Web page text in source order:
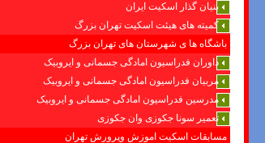
بنیان گذار اسکیت ایران
کمیته های هیئت اسکیت تهران بزرگ
باشگاه ها ی شهرستان های تهران بزرگ
داوران فدراسیون امادگی جسمانی و ایروبیک
مربیان فدراسیون امادگی جسمانی و ایروبیک
مدرسین فدراسیون امادگی جسمانی و ایروبیک
تعمیر سونا جکوزی وان جکوزی
مسابقات اسکیت اموزش وپرورش تهران